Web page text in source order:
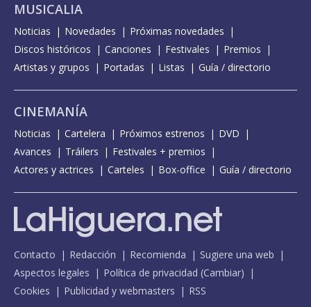
MUSICALIA
Noticias Novedades
Próximas novedades
Discos históricos
Canciones Festivales
Premios
Artistas y grupos
Portadas Listas Guía / directorio
CINEMANÍA
Noticias Cartelera Próximos estrenos
DVD
Avances
Tráilers
Festivales + premios
Actores y actrices
Carteles Box-office Guía / directorio
Contacto Redacción Recomienda
Sugiere una web
Aspectos legales
Política de privacidad (Cambiar)
Cookies
Publicidad y webmasters RSS